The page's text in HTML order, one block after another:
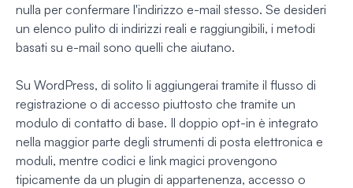
nulla per confermare l'indirizzo e-mail stesso. Se desideri
un elenco pulito di indirizzi reali e raggiungibili, i metodi
basati su e-mail sono quelli che aiutano.
Su WordPress, di solito li aggiungerai tramite il flusso di
registrazione o di accesso piuttosto che tramite un
modulo di contatto di base. Il doppio opt-in è integrato
nella maggior parte degli strumenti di posta elettronica e
moduli, mentre codici e link magici provengono
tipicamente da un plugin di appartenenza, accesso o